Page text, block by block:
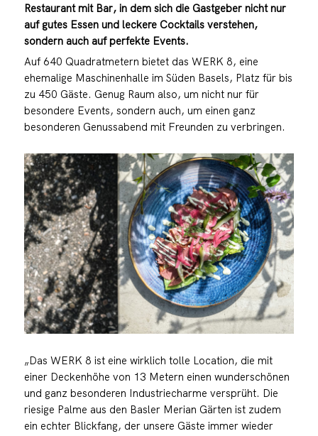
Restaurant mit Bar, in dem sich die Gastgeber nicht nur
auf gutes Essen und leckere Cocktails verstehen,
sondern auch auf perfekte Events.
Auf 640 Quadratmetern bietet das WERK 8, eine
ehemalige Maschinenhalle im Süden Basels, Platz für bis
zu 450 Gäste. Genug Raum also, um nicht nur für
besondere Events, sondern auch, um einen ganz
besonderen Genussabend mit Freunden zu verbringen.
„Das WERK 8 ist eine wirklich tolle Location, die mit
einer Deckenhöhe von 13 Metern einen wunderschönen
und ganz besonderen Industriecharme versprüht. Die
riesige Palme aus den Basler Merian Gärten ist zudem
ein echter Blickfang, der unsere Gäste immer wieder